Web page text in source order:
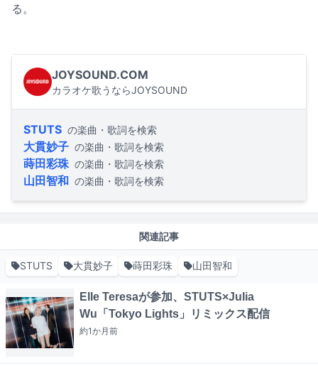
る。
JOYSOUND.COM
カラオケ歌うならJOYSOUND
STUTS の楽曲・歌詞を検索
大貫妙子 の楽曲・歌詞を検索
蒔田彩珠 の楽曲・歌詞を検索
山田智和 の楽曲・歌詞を検索
関連記事
STUTS 大貫妙子 蒔田彩珠 山田智和
Elle Teresaが参加、STUTS×Julia
Wu「Tokyo Lights」リミックス配信
約1か月前